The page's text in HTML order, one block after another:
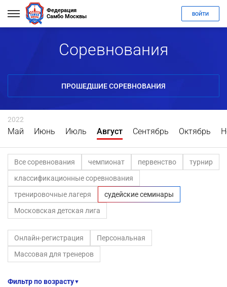
Федерация
Самбо Москвы
ВОЙТИ
Соревнования
ПРОШЕДШИЕ СОРЕВНОВАНИЯ
2022
Май Июнь Июль Август Сентябрь Октябрь
Все соревнования чемпионат первенство
турнир
классификационные соревнования
тренировочные лагеря
судейские семинары
Московская детская лига
Онлайн-регистрация
Персональная
Массовая для тренеров
Фильтр по возрасту▼